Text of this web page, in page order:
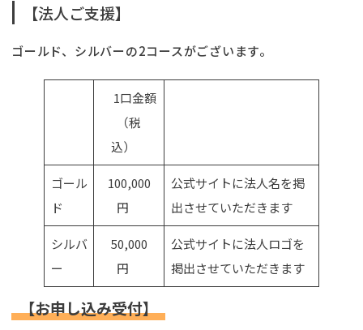
【法人ご支援】
ゴールド、シルバーの2コースがございます。
1口金額
（税
込）
ゴール
ド
100,000
円
公式サイトに法人名を掲
出させていただきます
シルバ
ー
50,000
円
公式サイトに法人ロゴを
掲出させていただきます
【お申し込み受付】